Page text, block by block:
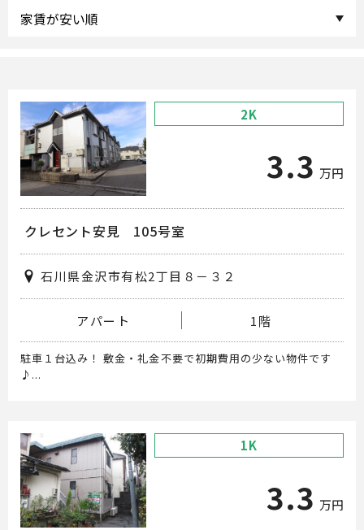
2K
3.3 万円
クレセント安見 105号室
石川県金沢市有松2丁目８－３２
アパート 1階
駐車１台込み！ 敷金・礼金不要で初期費用の少ない物件です
♪...
1K
3.3 万円